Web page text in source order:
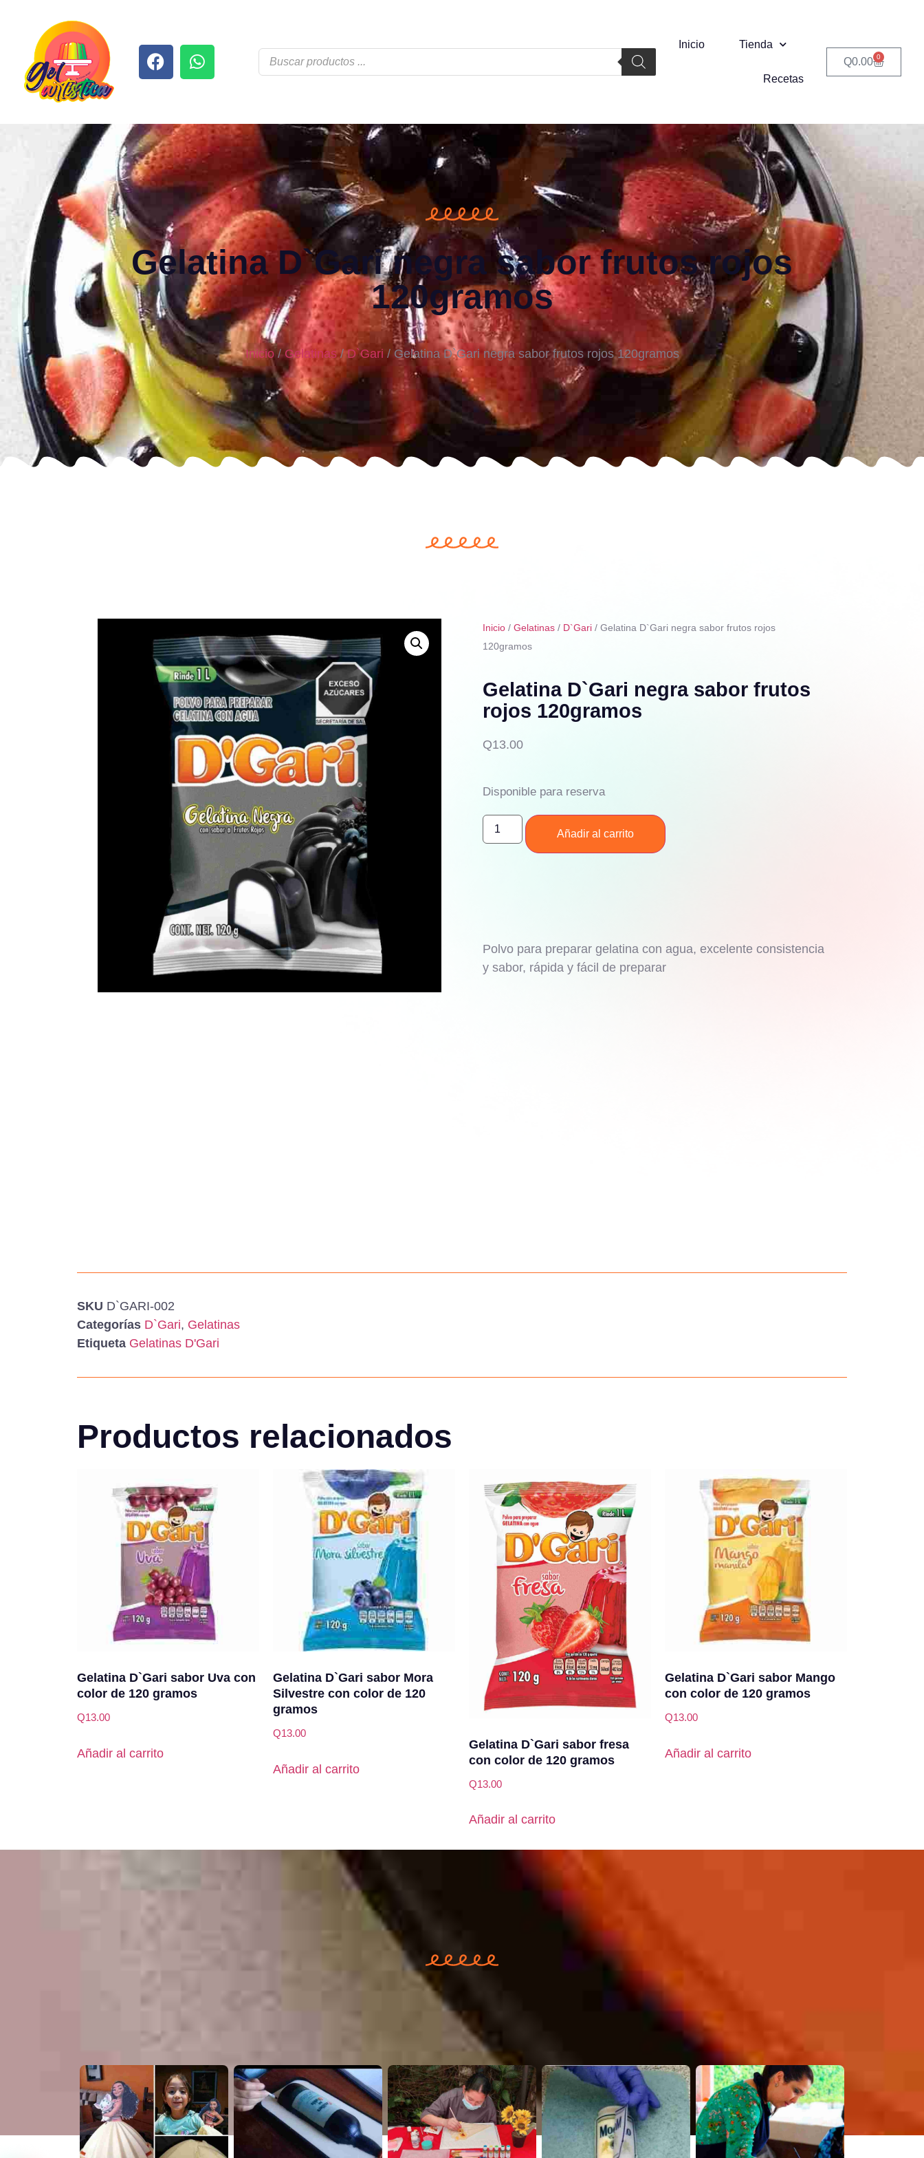
Inicio Tienda
Recetas
Q0.00 0
Gelatina D`Gari negra sabor frutos rojos
120gramos
Inicio/ Gelatinas/D`Gari / Gelatina D`Gari negra sabor frutos rojos 120gramos
Inicio / Gelatinas / D`Gari / Gelatina D`Gari negra sabor frutos rojos
120gramos
Gelatina D`Gari negra sabor frutos
rojos 120gramos
Q13.00
Disponible para reserva
Añadir al carrito
Polvo para preparar gelatina con agua, excelente consistencia
y sabor, rápida y fácil de preparar
SKU D`GARI-002
Categorías D`Gari, Gelatinas
Etiqueta Gelatinas D'Gari
Productos relacionados
Gelatina D`Gari sabor Uva con
color de 120 gramos
Q13.00
Añadir al carrito
Gelatina D`Gari sabor Mora
Silvestre con color de 120
gramos
Q13.00
Añadir al carrito
Gelatina D`Gari sabor fresa
con color de 120 gramos
Q13.00
Añadir al carrito
Gelatina D`Gari sabor Mango
con color de 120 gramos
Q13.00
Añadir al carrito